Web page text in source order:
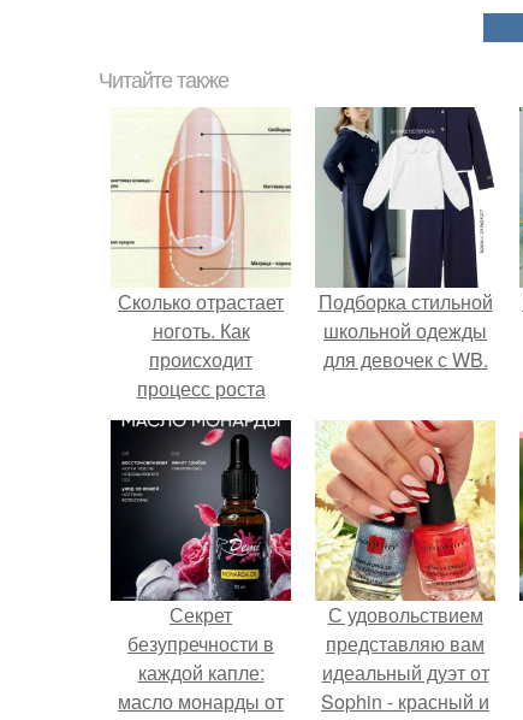
Читайте также
Сколько отрастает
ноготь. Как
происходит
процесс роста
ногтей
Подборка стильной
школьной одежды
для девочек с WB.
Секрет
безупречности в
каждой капле:
масло монарды от
С удовольствием
представляю вам
идеальный дуэт от
Sophin - красный и